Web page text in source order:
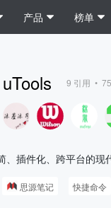
产品 榜单
uTools 9 引用 • 75
、插件化、跨平台的现
思源笔记 快捷命令